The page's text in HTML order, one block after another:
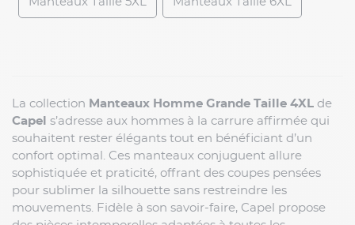
La collection Manteaux Homme Grande Taille 4XL de
Capel s’adresse aux hommes à la carrure affirmée qui
souhaitent rester élégants tout en bénéficiant d’un
confort optimal. Ces manteaux conjuguent allure
sophistiquée et praticité, offrant des coupes pensées
pour sublimer la silhouette sans restreindre les
mouvements. Fidèle à son savoir-faire, Capel propose